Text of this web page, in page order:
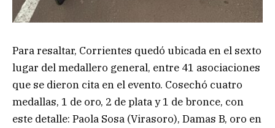
Para resaltar, Corrientes quedó ubicada en el sexto
lugar del medallero general, entre 41 asociaciones
que se dieron cita en el evento. Cosechó cuatro
medallas, 1 de oro, 2 de plata y 1 de bronce, con
este detalle: Paola Sosa (Virasoro), Damas B, oro en